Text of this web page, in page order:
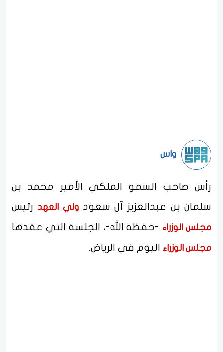
واس
رأس صاحب السمو الملكي الأمير محمد بن
سلمان بن عبدالعزيز آل سعودولي العهد رئيس
مجلس الوزراء -حفظه الله-، الجلسة التي عقدها
مجلس الوزراء اليوم في الرياض.